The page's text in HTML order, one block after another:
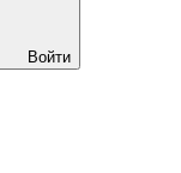
Войти